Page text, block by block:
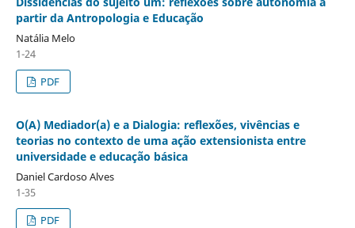
partir da Antropologia e Educação
Natália Melo
1-24
PDF
O(A) Mediador(a) e a Dialogia: reflexões, vivências e
teorias no contexto de uma ação extensionista entre
universidade e educação básica
Daniel Cardoso Alves
1-35
PDF